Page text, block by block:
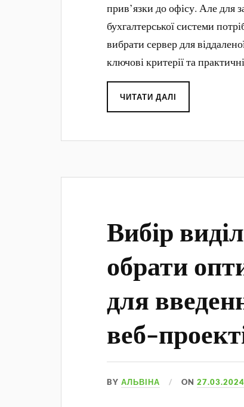
прив’язки до офісу. Але для
бухгалтерської системи
вибрати сервер для
ключові критерії та
ЧИТАТИ ДАЛІ
Вибір
обрати
для
веб-
BYАЛЬВІНА ON27.03.2024